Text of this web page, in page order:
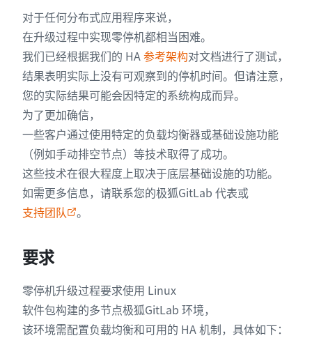
对于任何分布式应用程序来说，
在升级过程中实现零停机都相当困难。
我们已经根据我们的 HA参考架构对文档进行了测试，
结果表明实际上没有可观察到的停机时间。但请注意，
您的实际结果可能会因特定的系统构成而异。
为了更加确信，
一些客户通过使用特定的负载均衡器或基础设施功能
（例如手动排空节点）等技术取得了成功。
这些技术在很大程度上取决于底层基础设施的功能。
如需更多信息，请联系您的极狐GitLab 代表或
支持团队
。
要求
零停机升级过程要求使用 Linux
软件包构建的多节点极狐GitLab 环境，
该环境需配置负载均衡和可用的 HA 机制，具体如下：